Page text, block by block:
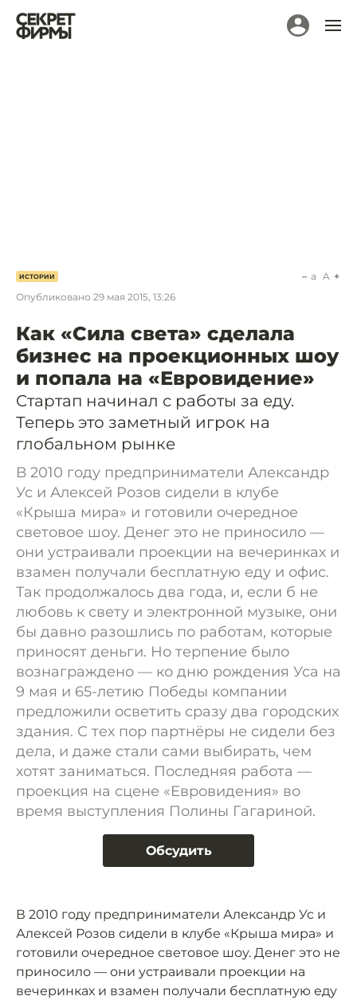
ИСТОРИИ
Опубликовано 29 мая 2015, 13:26
a A
Как «Сила света» сделала
бизнес на проекционных шоу
и попала на «Евровидение»
Cтартап начинал с работы за еду.
Теперь это заметный игрок на
глобальном рынке
В 2010 году предприниматели Александр
Ус и Алексей Розов сидели в клубе
«Крыша мира» и готовили очередное
световое шоу. Денег это не приносило —
они устраивали проекции на вечеринках и
взамен получали бесплатную еду и офис.
Так продолжалось два года, и, если б не
любовь к свету и электронной музыке, они
бы давно разошлись по работам, которые
приносят деньги. Но терпение было
вознаграждено — ко дню рождения Уса на
9 мая и 65-летию Победы компании
предложили осветить сразу два городских
здания. С тех пор партнёры не сидели без
дела, и даже стали сами выбирать, чем
хотят заниматься. Последняя работа —
проекция на сцене «Евровидения» во
время выступления Полины Гагариной.
Обсудить
В 2010 году предприниматели Александр Ус и
Алексей Розов сидели в клубе «Крыша мира» и
готовили очередное световое шоу. Денег это не
приносило — они устраивали проекции на
вечеринках и взамен получали бесплатную еду